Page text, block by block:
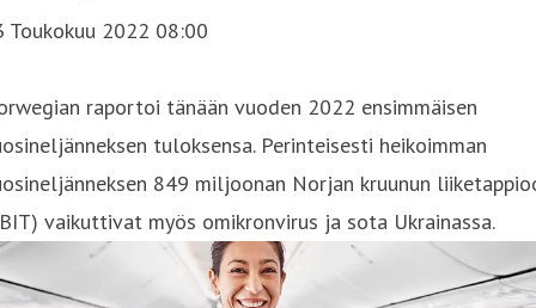
Toukokuu 2022 08:00
raportoi tänään vuoden 2022 ensimmäisen
tuloksensa. Perinteisesti heikoimman
849 miljoonan Norjan kruunun
vaikuttivat myös omikronvirus ja sota Ukrainassa.